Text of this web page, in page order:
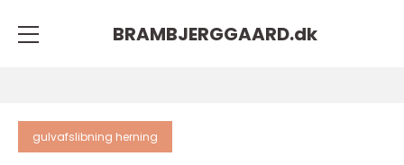
BRAMBJERGGAARD.dk
gulvafslibning herning